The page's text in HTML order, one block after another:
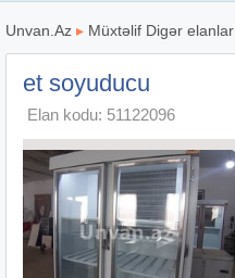
Unvan.Az ▸ Müxtəlif Digər elanlar
et soyuducu
Elan kodu: 51122096